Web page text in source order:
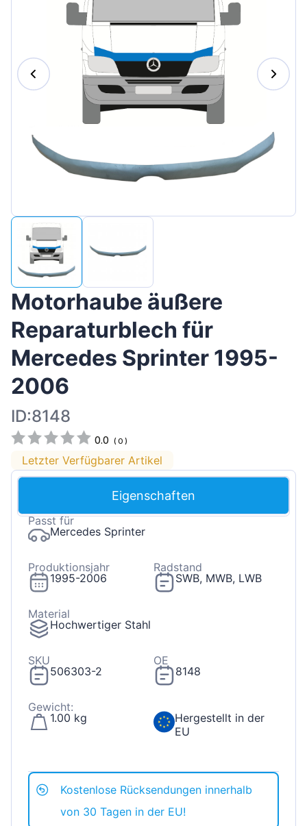
Lietuvių
Hrvatski
Português
Slovenian
Motorhaube äußere
Reparaturblech für
Mercedes Sprinter 1995-
2006
ID:8148
0.0 (0 )
Letzter Verfügbarer Artikel
Eigenschaften
Passt für
Mercedes Sprinter
Produktionsjahr
1995-2006
Radstand
SWB, MWB, LWB
Material
Hochwertiger Stahl
SKU
506303-2
OE
8148
Gewicht:
1.00 kg
Hergestellt in der
EU
Kostenlose Rücksendungen innerhalb
von 30 Tagen in der EU!